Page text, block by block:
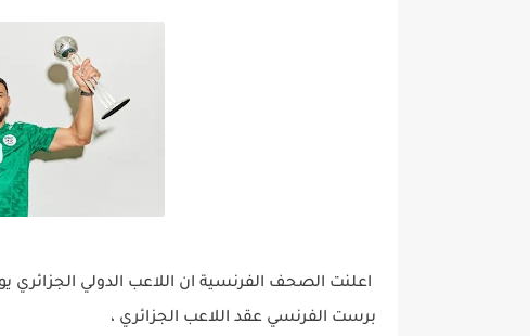
اعلنت الصحف الفرنسية ان اللاعب الدولي
برست الفرنسي عقد اللاعب الجزائري ،